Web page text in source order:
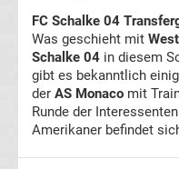
League
Erg.
Premier
League
FC Schalke 04
Was geschieht mit
Schalke 04 in diesem
gibt es bekanntlich
der AS Monaco mit
Runde der
Amerikaner befindet